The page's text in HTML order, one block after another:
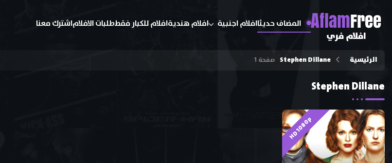
AflamFree
افلام فري
المضاف حديثاافلام اجنبية افلام هنديةافلام للكبار فقططلبات الافلاماشترك معنا
الرئيسية Stephen Dillane صفحة 1
Stephen Dillane
HD 1080p